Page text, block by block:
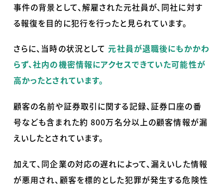
事件の背景として、解雇された元社員が、同社に対す
る報復を目的に犯行を行ったと見られています。
さらに、当時の状況として元社員が退職後にもかかわ
らず、社内の機密情報にアクセスできていた可能性が
高かったとされています。
顧客の名前や証券取引に関する記録、証券口座の番
号なども含まれた約800万名分以上の顧客情報が漏
えいしたとされています。
加えて、同企業の対応の遅れによって、漏えいした情報
が悪用され、顧客を標的とした犯罪が発生する危険性